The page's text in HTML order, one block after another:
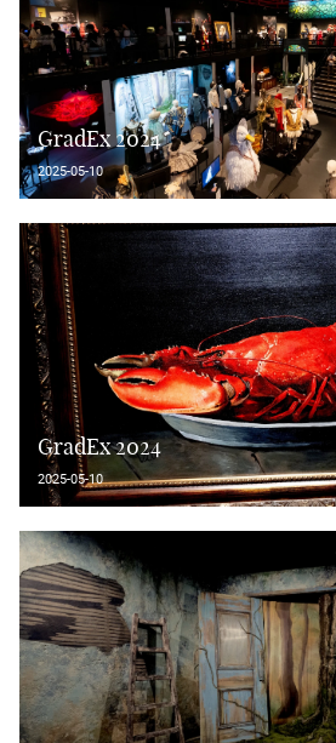
GradEx 2024
2025-05-10
GradEx 2024
2025-05-10